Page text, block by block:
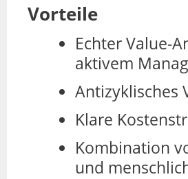
Vorteile
Echter Value-
aktivem
Antizyklisches
Klare
Kombination
und